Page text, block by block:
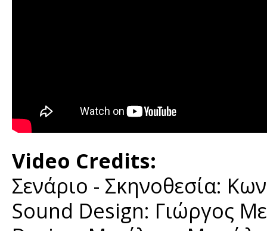
Video Credits:
Σενάριο - Σκηνοθεσία:
Sound Design: Γιώργος